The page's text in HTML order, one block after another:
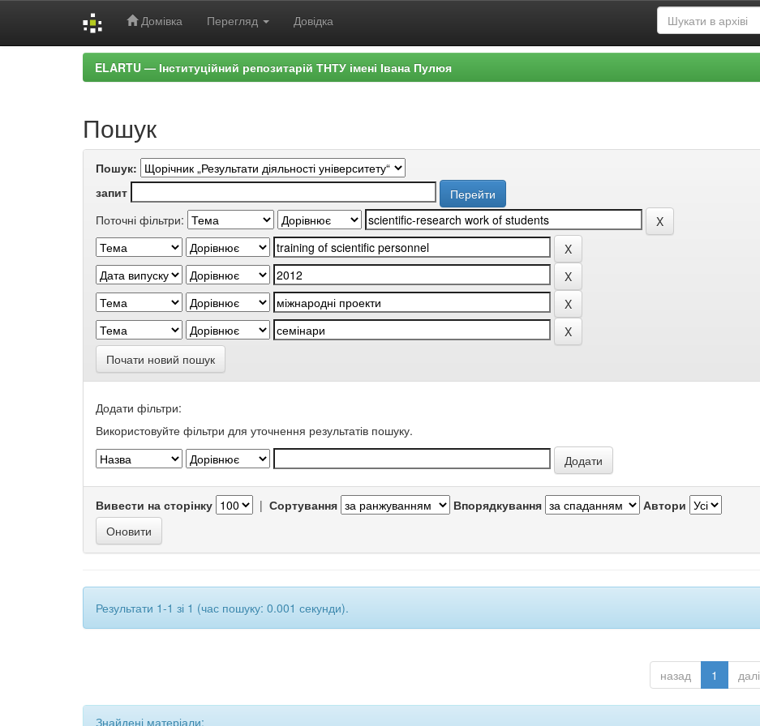
Домівка Перегляд Довідка
ELARTU — Інституційний репозитарій ТНТУ імені Івана Пулюя
Пошук
Пошук:
запит
Поточні фільтри:
Почати новий пошук
Додати фільтри:
Використовуйте фільтри для уточнення результатів пошуку.
Вивести на сторінку | Сортування Впорядкування Автори
Результати 1-1 зі 1 (час пошуку: 0.001 секунди).
назад 1 далі
Знайдені матеріали: